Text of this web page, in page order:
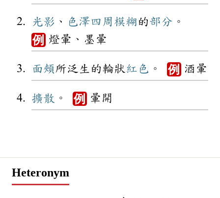
光影 、 色澤四周 模糊 的部分 。
例 燈暈、墨暈
面頰所泛生的輪狀 紅色 。 例 酒暈
擴散 。 例 暈開
Heteronym